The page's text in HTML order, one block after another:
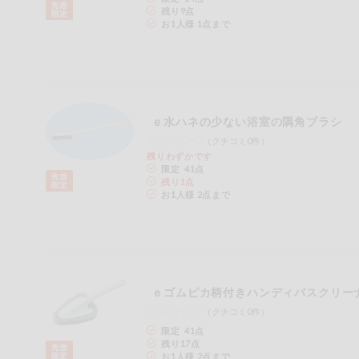
残り 9点
お1人様 1点まで
ｅ水ハネの少ない浴室の隅角ブラシ
残りわずかです
限定 41点
残り
1 点
お1人様 2点まで
ｅゴムピカ柄付きハンディバスクリー
限定 41点
残り
17 点
お1人様 2点まで